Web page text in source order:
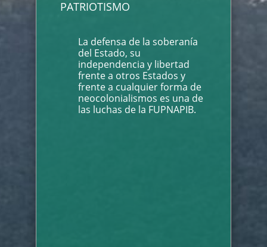
PATRIOTISMO
La defensa de la soberanía
del Estado, su
independencia y libertad
frente a otros Estados y
frente a cualquier forma de
neocolonialismos es una de
las luchas de la FUPNAPIB.